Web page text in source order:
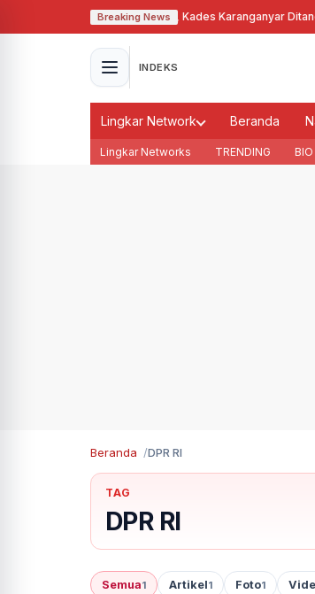
Breaking News
Tanah Bengkok, Kades Karanganyar
INDEKS
Lingkar Network Beranda
Lingkar Networks TRENDING
Beranda DPR RI
TAG
DPR RI
Semua1 Artikel1 Foto1